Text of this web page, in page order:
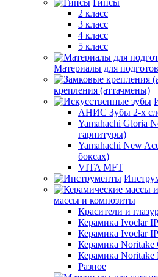
Гипсы
2 класс
3 класс
4 класс
5 класс
Материалы для
крепления (аттачмены)
АНИС Зубы 2-х
Yamahachi Gloria
гарнитуры)
Yamahachi New
боксах)
VITA MFT
массы и композиты
Красители и
Керамика Ivoclar
Керамика Ivoclar
Керамика Noritake
Керамика Noritake
Разное